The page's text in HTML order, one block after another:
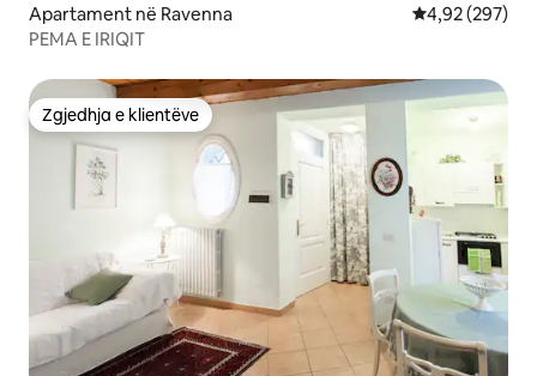
Apartament në Ravenna Vlerësimi
4,92 (297)
PEMA E IRIQIT
Zgjedhja e klientëve
Zgjedhja e klientëve